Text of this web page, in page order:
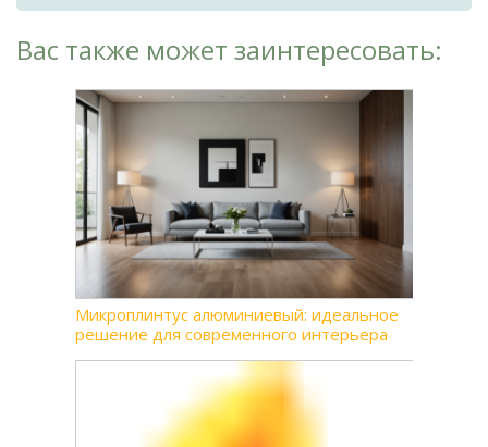
Вас также может заинтересовать:
Микроплинтус алюминиевый: идеальное
решение для современного интерьера